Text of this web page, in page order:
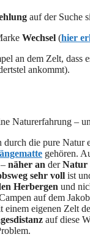
auf der Suche
Wechsel (hier
an dem Zelt, dass
ankommt).
Naturerfahrung –
die pure
gehören.
näher an derNatur
sehr voll ist
Herbergen und
auf dem
einem eigenen Zelt
auf diese